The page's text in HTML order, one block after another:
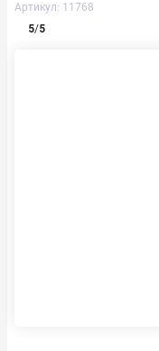
Артикул: 11768
5/5